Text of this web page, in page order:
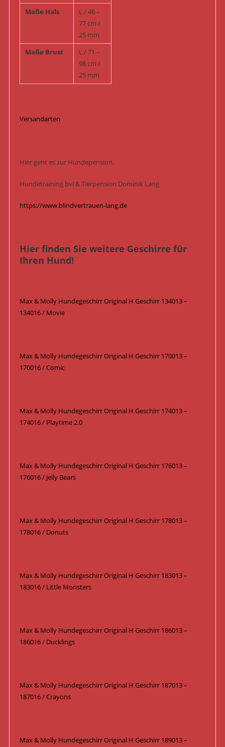
Maße Hals
L / 46 –
77 cm /
25 mm
Maße Brust
L / 71 –
98 cm /
25 mm
Versandarten
Hier geht es zur Hundepension.
Hundetraining bvl & Tierpension Dominik Lang
https://www.blindvertrauen-lang.de
Hier finden Sie weitere Geschirre für
Ihren Hund!
Max & Molly Hundegeschirr Original H Geschirr 134013 –
134016 / Movie
Max & Molly Hundegeschirr Original H Geschirr 170013 –
170016 / Comic
Max & Molly Hundegeschirr Original H Geschirr 174013 –
174016 / Playtime 2.0
Max & Molly Hundegeschirr Original H Geschirr 176013 –
176016 / Jelly Bears
Max & Molly Hundegeschirr Original H Geschirr 178013 –
178016 / Donuts
Max & Molly Hundegeschirr Original H Geschirr 183013 –
183016 / Little Monsters
Max & Molly Hundegeschirr Original H Geschirr 186013 –
186016 / Ducklings
Max & Molly Hundegeschirr Original H Geschirr 187013 –
187016 / Crayons
Max & Molly Hundegeschirr Original H Geschirr 189013 –